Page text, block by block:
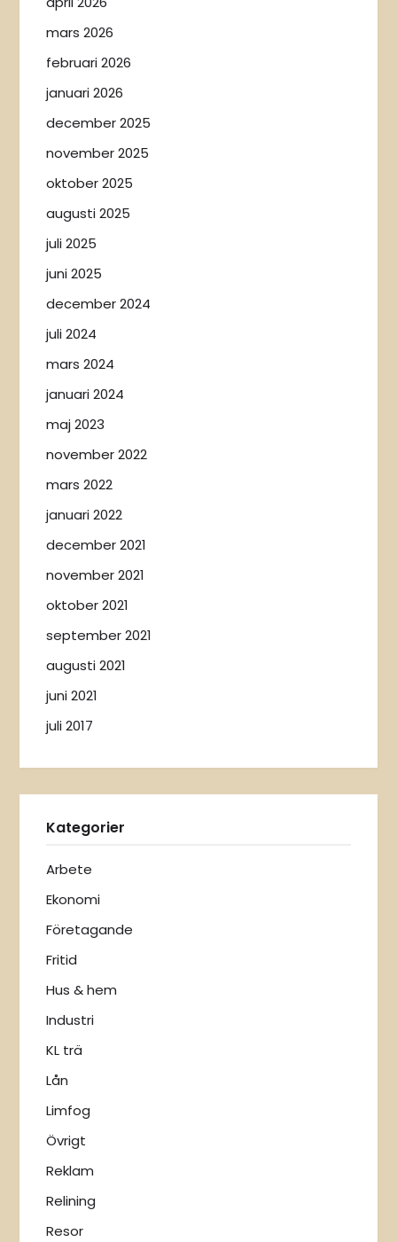
mars 2026
februari 2026
januari 2026
december 2025
november 2025
oktober 2025
augusti 2025
juli 2025
juni 2025
december 2024
juli 2024
mars 2024
januari 2024
maj 2023
november 2022
mars 2022
januari 2022
december 2021
november 2021
oktober 2021
september 2021
augusti 2021
juni 2021
juli 2017
Kategorier
Arbete
Ekonomi
Företagande
Fritid
Hus & hem
Industri
KL trä
Lån
Limfog
Övrigt
Reklam
Relining
Resor